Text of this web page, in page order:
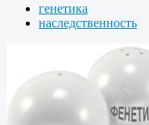
генетика
наследственность